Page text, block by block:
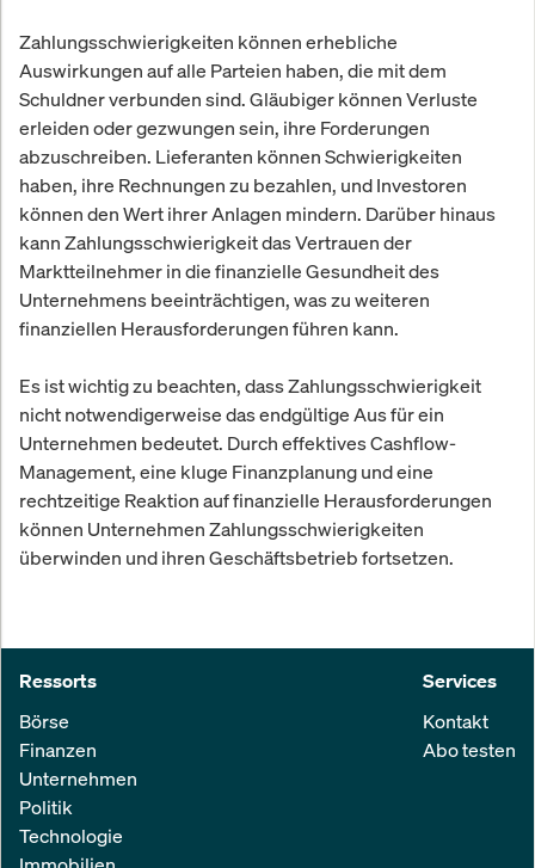
Zahlungsschwierigkeiten können erhebliche
Auswirkungen auf alle Parteien haben, die mit dem
Schuldner verbunden sind. Gläubiger können Verluste
erleiden oder gezwungen sein, ihre Forderungen
abzuschreiben. Lieferanten können Schwierigkeiten
haben, ihre Rechnungen zu bezahlen, und Investoren
können den Wert ihrer Anlagen mindern. Darüber hinaus
kann Zahlungsschwierigkeit das Vertrauen der
Marktteilnehmer in die finanzielle Gesundheit des
Unternehmens beeinträchtigen, was zu weiteren
finanziellen Herausforderungen führen kann.
Es ist wichtig zu beachten, dass Zahlungsschwierigkeit
nicht notwendigerweise das endgültige Aus für ein
Unternehmen bedeutet. Durch effektives Cashflow-
Management, eine kluge Finanzplanung und eine
rechtzeitige Reaktion auf finanzielle Herausforderungen
können Unternehmen Zahlungsschwierigkeiten
überwinden und ihren Geschäftsbetrieb fortsetzen.
Ressorts
Börse
Finanzen
Unternehmen
Politik
Technologie
Services
Kontakt
Abo testen